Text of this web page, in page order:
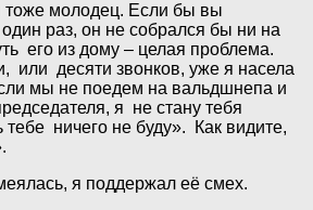
молодец. Если бы вы
раз, он не собрался бы ни на
его из дому – целая проблема.
или десяти звонков, уже я насела
мы не поедем на вальдшнепа и
я не стану тебя
ничего не буду». Как видите,
я поддержал её смех.